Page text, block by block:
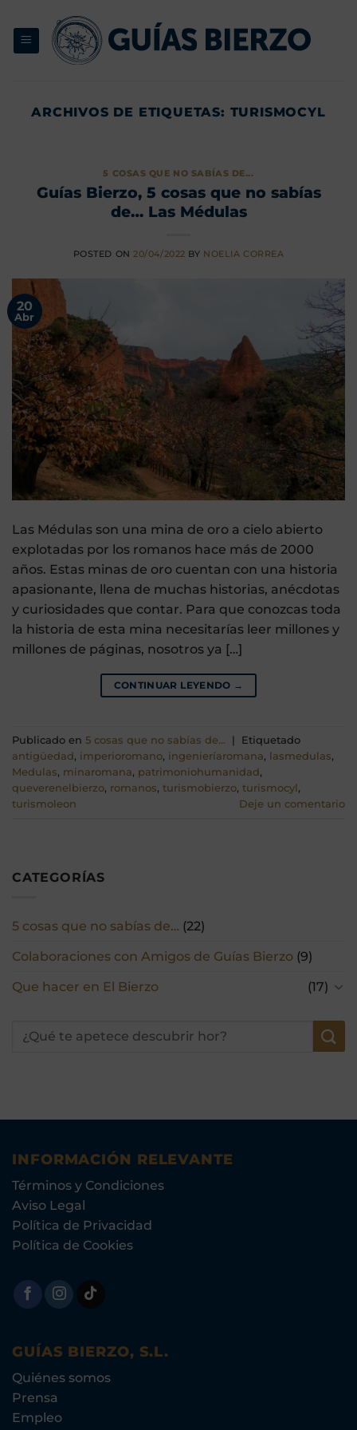
contenido
ARCHIVOS DE ETIQUETAS: TURISMOCYL
CATEGORÍAS
5 cosas que no sabías de… (22)
Colaboraciones con Amigos de Guías Bierzo (9)
Que hacer en El Bierzo
(17)
5 COSAS QUE NO SABÍAS DE...
Guías Bierzo, 5 cosas que no sabías
de… Las Médulas
POSTED ON20/04/2022 BY NOELIA CORREA
20
Abr
Las Médulas son una mina de oro a cielo abierto
explotadas por los romanos hace más de 2000
años. Estas minas de oro cuentan con una historia
apasionante, llena de muchas historias, anécdotas
y curiosidades que contar. Para que conozcas toda
la historia de esta mina necesitarías leer millones y
millones de páginas, nosotros ya […]
CONTINUAR LEYENDO →
Publicado en 5 cosas que no sabías de... |
Etiquetado
antigüedad, imperioromano, ingenieríaromana, lasmedulas,
Medulas, minaromana, patrimoniohumanidad,
queverenelbierzo, romanos, turismobierzo, turismocyl,
turismoleon
Deje un comentario
INFORMACIÓN RELEVANTE
Términos y Condiciones
Aviso Legal
Política de Privacidad
Política de Cookies
GUÍAS BIERZO, S.L.
Quiénes somos
Prensa
Empleo